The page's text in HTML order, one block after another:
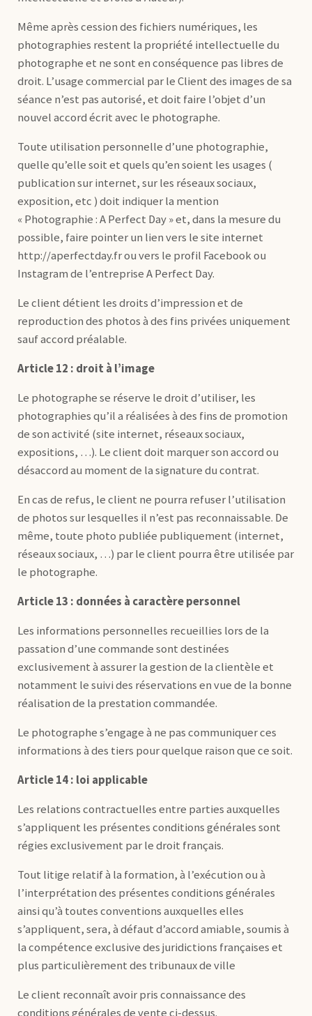
Même après cession des fichiers numériques, les
photographies restent la propriété intellectuelle du
photographe et ne sont en conséquence pas libres de
droit. L’usage commercial par le Client des images de sa
séance n’est pas autorisé, et doit faire l’objet d’un
nouvel accord écrit avec le photographe.
Toute utilisation personnelle d’une photographie,
quelle qu’elle soit et quels qu’en soient les usages (
publication sur internet, sur les réseaux sociaux,
exposition, etc ) doit indiquer la mention
« Photographie : A Perfect Day » et, dans la mesure du
possible, faire pointer un lien vers le site internet
http://aperfectday.fr ou vers le profil Facebook ou
Instagram de l’entreprise A Perfect Day.
Le client détient les droits d’impression et de
reproduction des photos à des fins privées uniquement
sauf accord préalable.
Article 12 : droit à l’image
Le photographe se réserve le droit d’utiliser, les
photographies qu’il a réalisées à des fins de promotion
de son activité (site internet, réseaux sociaux,
expositions, …). Le client doit marquer son accord ou
désaccord au moment de la signature du contrat.
En cas de refus, le client ne pourra refuser l’utilisation
de photos sur lesquelles il n’est pas reconnaissable. De
même, toute photo publiée publiquement (internet,
réseaux sociaux, …) par le client pourra être utilisée par
le photographe.
Article 13 : données à caractère personnel
Les informations personnelles recueillies lors de la
passation d’une commande sont destinées
exclusivement à assurer la gestion de la clientèle et
notamment le suivi des réservations en vue de la bonne
réalisation de la prestation commandée.
Le photographe s’engage à ne pas communiquer ces
informations à des tiers pour quelque raison que ce soit.
Article 14 : loi applicable
Les relations contractuelles entre parties auxquelles
s’appliquent les présentes conditions générales sont
régies exclusivement par le droit français.
Tout litige relatif à la formation, à l’exécution ou à
l’interprétation des présentes conditions générales
ainsi qu’à toutes conventions auxquelles elles
s’appliquent, sera, à défaut d’accord amiable, soumis à
la compétence exclusive des juridictions françaises et
plus particulièrement des tribunaux de ville
Le client reconnaît avoir pris connaissance des
conditions générales de vente ci-dessus.